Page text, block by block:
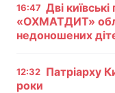
Контакти
16:47 Дві
«ОХМАТДИТ»
недоношених
12:32 Патріарху
роки